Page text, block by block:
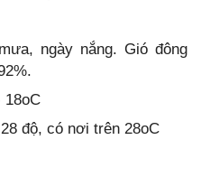
ngày nắng. Gió đông
18oC
độ, có nơi trên 28oC